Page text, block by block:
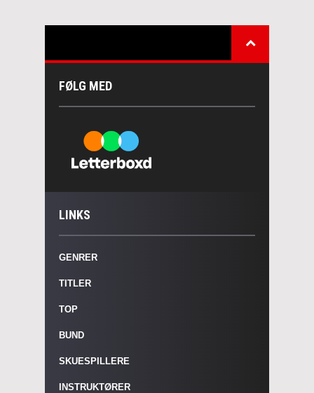
FØLG MED
LINKS
GENRER
TITLER
TOP
BUND
SKUESPILLERE
INSTRUKTØRER